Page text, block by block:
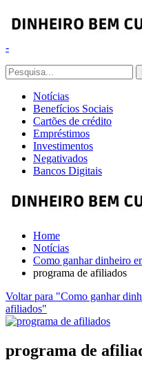
-
Notícias
Benefícios Sociais
Cartões de crédito
Empréstimos
Investimentos
Negativados
Bancos Digitais
Home
Notícias
Como ganhar dinheiro
programa de afiliados
Voltar para "Como ganhar
afiliados"
programa de